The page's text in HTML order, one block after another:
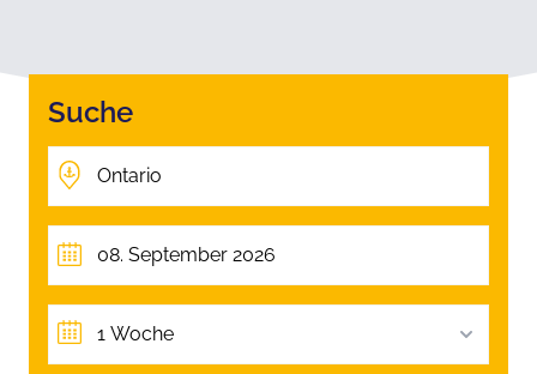
Suche
1 Woche